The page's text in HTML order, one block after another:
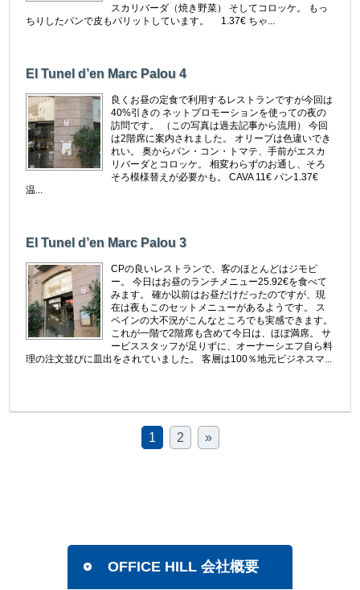
スカリバーダ（焼き野菜） そしてコロッケ。 もっ
ちりしたパンで皮もパリットしています。 1.37€ ちゃ...
El Tunel d’en Marc Palou 4
良くお昼の定食で利用するレストランですが今回は
40%引きの ネットプロモーションを使っての夜の
訪問です。 （この写真は過去記事から流用） 今回
は2階席に案内されました。 オリーブは色違いでき
れい。 奥からパン・コン・トマテ、手前がエスカ
リバーダとコロッケ。 相変わらずのお通し、そろ
そろ模様替えが必要かも。 CAVA 11€ パン1.37€
温...
El Tunel d’en Marc Palou 3
CPの良いレストランで、客のほとんどはジモピ
ー。 今日はお昼のランチメニュー25.92€を食べて
みます。 確か以前はお昼だけだったのですが、現
在は夜もこのセットメニューがあるようです。 ス
ペインの大不況がこんなところでも実感できます。
これが一階で2階席も含めて今日は、ほぼ満席。 サ
ービススタッフが足りずに、オーナーシエフ自ら料
理の注文並びに皿出をされていました。 客層は100％地元ビジネスマ...
1 2 »
OFFICE HILL 会社概要